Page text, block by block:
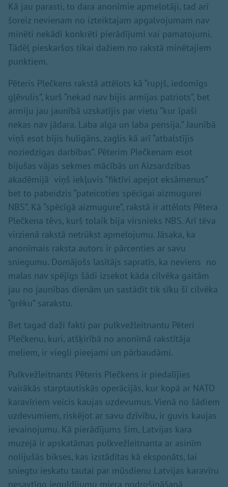
Kā jau parasti, to dara anonīmie apmelotāji, tad arī
šoreiz nevienam no izteiktajam apgalvojumam nav
minēti nekādi konkrēti pierādījumi vai pamatojumi.
Tādēļ pieskaršos tikai dažiem no rakstā minētajiem
punktiem.
Pēteris Plečkens rakstā attēlots kā “rupjš, iedomīgs
gļēvulis”, kurš “nekad nav bijis armijas patriots”, bet
armiju jau jaunībā uzskatījis par vietu “kur īpaši
nekas nav jādara. Laba alga un laba pensija.” Jaunībā
viņš esot bijis huligāns, zaglis kā arī “atbalstījis
noziedzīgas darbības”. Pēterim Plečkenam esot
bijušas vājas sekmes mācībās un Aizsardzības
akadēmijā viņš iekļuvis “fiktīvi apejot eksāmenus”
bet to pabeidzis “pateicoties spēcīgai aizmugurei
NBS”. Kā “spēcīgā aizmugure”, rakstā ir attēlots Pētera
Plečkena tēvs, kurš tolaik bija virsnieks NBS. Arī tēva
virzienā rakstā netrūkst apmelojumu. Jāsaka, ka
anonīmais raksta autors ir pārcenties ar savu
sniegumu. Domājošs lasītājs sapratīs, ka neviens no
malas nav spējīgs šādi izsekot kāda cilvēka gaitām
jau no jaunības dienām un sastādīt tik sīku šī cilvēka
“grēku” sarakstu.
Bet tagad daži fakti par pulkvežleitnantu Pēteri
Plečkenu, kuri, atšķirībā no anonīmā rakstītāja
meliem, ir viegli pieejami un pārbaudāmi.
Pulkvežleitnants Pēteris Plečkens ir piedalījies
vairākās starptautiskās operācijās, kur kopā ar NATO
karavīriem veicis kaujas uzdevumus. Vienā no šādiem
uzdevumiem, riskējot ar savu dzīvību, ir guvis kaujas
ievainojumu. Kā pierādījums šim, Latvijas kara
muzejā ir apskatāmas pulkvežleitnanta ar asinīm
nolijušās bikses, kas izstādītas kā eksponāts, lai
sniegtu ieskatu tautai par mūsdienu Latvijas karavīru
nesavtīgo ieguldījumu miera nodrošināšanā